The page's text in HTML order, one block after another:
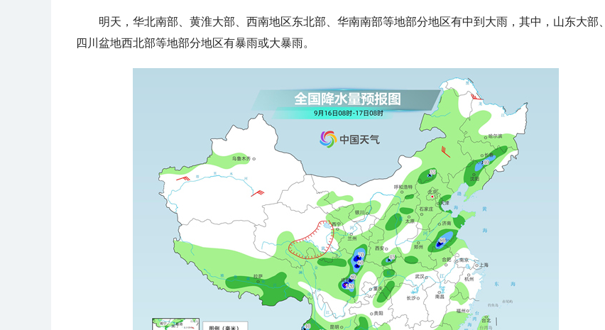
明天， 华北南部、黄淮大部、西南地区东北部、华南南部等地部分地区有中到大雨，其中，山东大部、
四川盆地西北部等地部分地区有暴雨或大暴雨。